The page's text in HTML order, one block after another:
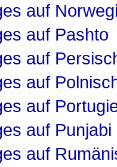
auf
auf Pashto
auf
auf
auf
auf Punjabi
auf